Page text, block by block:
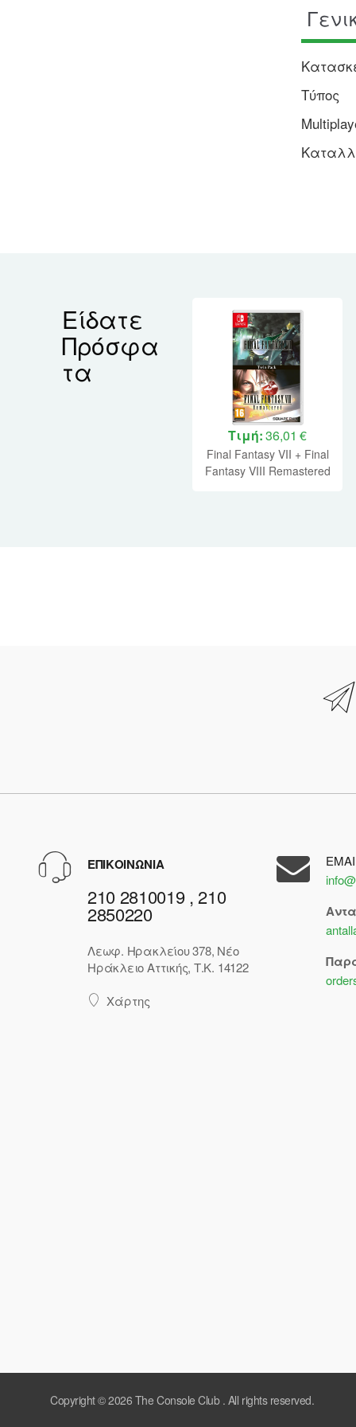
Τύπος
Είδατε
Πρόσφα
τα
Τιμή:36,01 €
Final Fantasy VII + Final
Fantasy VIII Remastered
ΕΠΙΚΟΙΝΩΝΙΑ
210 2810019 , 210
2850220
Λεωφ. Ηρακλείου 378, Νέο
Ηράκλειο Αττικής, Τ.Κ. 14122
Χάρτης
Copyright © 2026 The Console Club. All rights reserved.